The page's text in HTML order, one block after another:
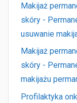
Makijaż
skóry -
usuwanie
Makijaż
skóry -
makijażu
Profilaktyka